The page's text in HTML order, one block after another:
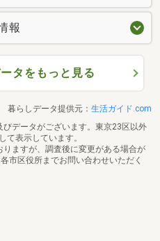
報
タをもっと見る
暮らしデータ提供元： 生活ガイド.com
データがございます。東京23区以外
て表示しています。
ますが、調査後に変更がある場合が
市区役所までお問い合わせいただく